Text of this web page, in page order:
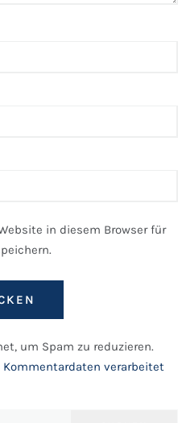
in diesem Browser für
um Spam zu reduzieren.
Kommentardaten verarbeitet